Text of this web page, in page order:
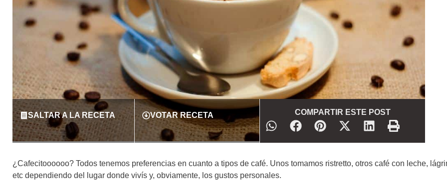
SALTAR A LA RECETA VOTAR RECETA COMPARTIR ESTE POST
¿Cafecitoooooo? Todos tenemos preferencias en cuanto a tipos de café. Unos tomamos ristretto, otros café con leche,
etc dependiendo del lugar donde vivís y, obviamente, los gustos personales.